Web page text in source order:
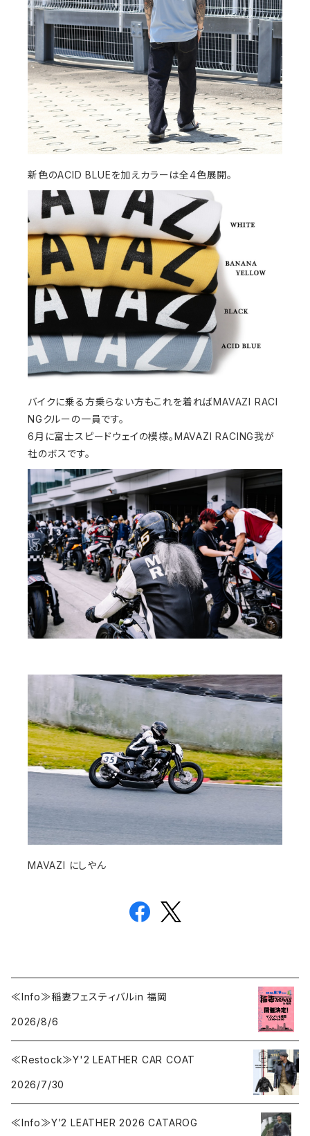
新色のACID BLUEを加えカラーは全4色展開。
バイクに乗る方乗らない方もこれを着ればMAVAZI RACI
NGクルーの一員です。
6月に富士スピードウェイの模様。MAVAZI RACING我が
社のボスです。
MAVAZI にしやん
≪Info≫稲妻フェスティバルin 福岡
2026/8/6
≪Restock≫Y'2 LEATHER CAR COAT
2026/7/30
≪Info≫Y’2 LEATHER 2026 CATAROG